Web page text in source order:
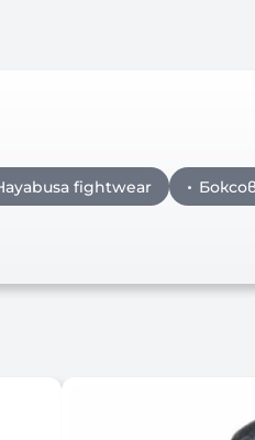
fightwear